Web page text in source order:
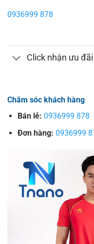
0936999 878
Click nhận ưu
Chăm sóc khách hàng
Bán lẻ: 0936999 878
Đơn hàng: 0936999